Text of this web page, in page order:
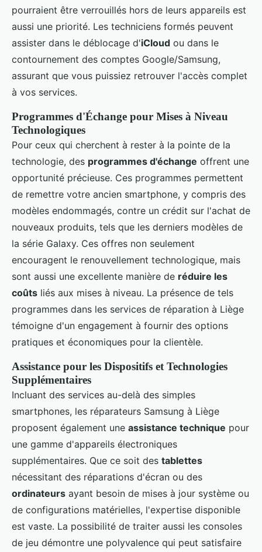
pourraient être verrouillés hors de leurs appareils est
aussi une priorité. Les techniciens formés peuvent
assister dans le déblocage d'iCloud ou dans le
contournement des comptes Google/Samsung,
assurant que vous puissiez retrouver l'accès complet
à vos services.
Programmes d'Échange pour Mises à Niveau
Technologiques
Pour ceux qui cherchent à rester à la pointe de la
technologie, des programmes d'échange offrent une
opportunité précieuse. Ces programmes permettent
de remettre votre ancien smartphone, y compris des
modèles endommagés, contre un crédit sur l'achat de
nouveaux produits, tels que les derniers modèles de
la série Galaxy. Ces offres non seulement
encouragent le renouvellement technologique, mais
sont aussi une excellente manière de réduire les
coûts liés aux mises à niveau. La présence de tels
programmes dans les services de réparation à Liège
témoigne d'un engagement à fournir des options
pratiques et économiques pour la clientèle.
Assistance pour les Dispositifs et Technologies
Supplémentaires
Incluant des services au-delà des simples
smartphones, les réparateurs Samsung à Liège
proposent également une assistance technique pour
une gamme d'appareils électroniques
supplémentaires. Que ce soit des tablettes
nécessitant des réparations d'écran ou des
ordinateurs ayant besoin de mises à jour système ou
de configurations matérielles, l'expertise disponible
est vaste. La possibilité de traiter aussi les consoles
de jeu démontre une polyvalence qui peut satisfaire